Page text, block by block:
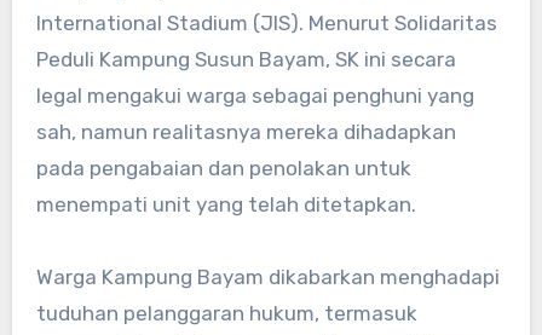
International Stadium (JIS). Menurut Solidaritas
Peduli Kampung Susun Bayam, SK ini secara
legal mengakui warga sebagai penghuni yang
sah, namun realitasnya mereka dihadapkan
pada pengabaian dan penolakan untuk
menempati unit yang telah ditetapkan.
Warga Kampung Bayam dikabarkan menghadapi
tuduhan pelanggaran hukum, termasuk